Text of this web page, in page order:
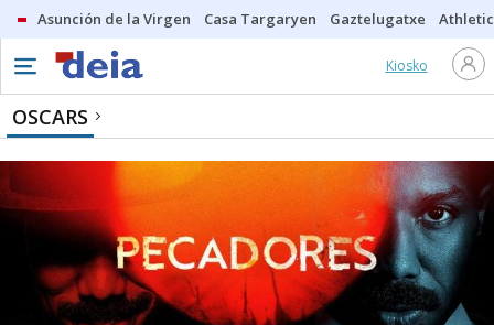
Asunción de la Virgen Casa Targaryen Gaztelugatxe Athletic
Kiosko
OSCARS